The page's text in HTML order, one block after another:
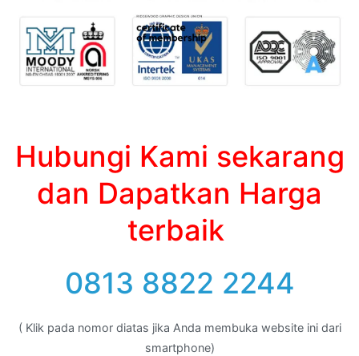
Hubungi Kami sekarang
dan Dapatkan Harga
terbaik
0813 8822 2244
( Klik pada nomor diatas jika Anda membuka website ini dari
smartphone)